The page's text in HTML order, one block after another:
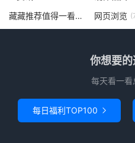
藏藏推荐值得一看 网页浏览
你想要
每天看一看
每日福利TOP100 